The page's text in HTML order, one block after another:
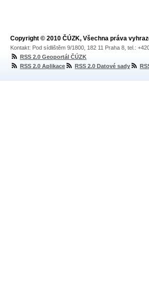
Copyright © 2010 ČÚZK, Všechna práva
Kontakt: Pod sídlištěm 9/1800, 182 11 Praha 8, tel.:
RSS 2.0 Geoportál ČÚZK
RSS 2.0 Aplikace
RSS 2.0 Datové sady